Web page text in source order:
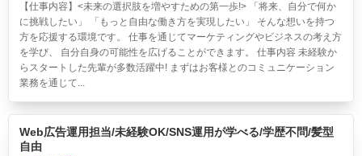
【仕事内容】<未来の選択肢を増やすための第一歩!> 「将来、自分で何か
に挑戦したい」 「もっと自由な働き方を実現したい」 そんな想いを持つ
方を応援する環境です。 仕事を通じてマーケティングやビジネスの考え方
を学び、 自分自身の可能性を広げることができます。 仕事内容 未経験か
らスタートした先輩が多数活躍中! まずはお客様とのコミュニケーション
業務を通じて...
Web広告運用担当/未経験OK/SNS運用が学べる/学歴不問/髪型
自由